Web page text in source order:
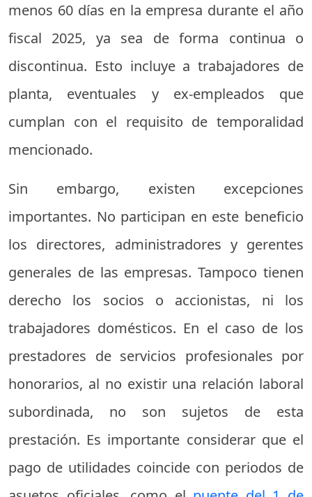
menos 60 días en la empresa durante el año
fiscal 2025, ya sea de forma continua o
discontinua. Esto incluye a trabajadores de
planta, eventuales y ex-empleados que
cumplan con el requisito de temporalidad
mencionado.
Sin embargo, existen excepciones
importantes. No participan en este beneficio
los directores, administradores y gerentes
generales de las empresas. Tampoco tienen
derecho los socios o accionistas, ni los
trabajadores domésticos. En el caso de los
prestadores de servicios profesionales por
honorarios, al no existir una relación laboral
subordinada, no son sujetos de esta
prestación. Es importante considerar que el
pago de utilidades coincide con periodos de